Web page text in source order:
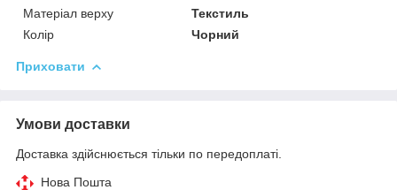
Матеріал верху
Текстиль
Колір
Чорний
Приховати
Умови доставки
Доставка здійснюється тільки по передоплаті.
Нова Пошта